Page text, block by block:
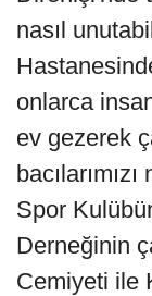
nasıl
onlarca
ev gezerek
Spor
Derneğinin
Cemiyeti ile